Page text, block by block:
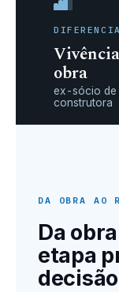
obra
ex-sócio de
construtora
DA OBRA AO
Da
etapa